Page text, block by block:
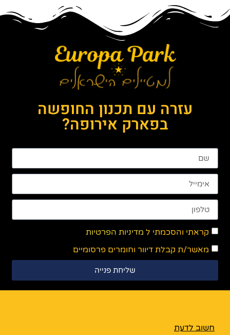
עזרה עם תכנון החופשה
בפארק אירופה?
קראתי והסכמתי ל מדיניות הפרטיות
מאשר/ת קבלת דיוור וחומרים פרסומיים
שליחת פנייה
חשוב לדעת